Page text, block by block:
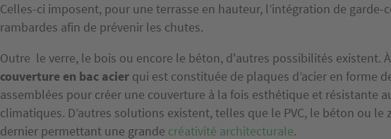
Celles-ci imposent, pour une terrasse en hauteur, l’intégration de garde-
rambardes afin de prévenir les chutes.
Outre le verre, le bois ou encore le béton, d'autres possibilités existent.
couverture en bac acier qui est constituée de plaques d’acier en forme
assemblées pour créer une couverture à la fois esthétique et résistante
climatiques. D’autres solutions existent, telles que le PVC, le béton ou le
dernier permettant une grande créativité architecturale.